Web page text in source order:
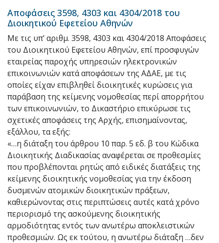
Αποφάσεις 3598, 4303 και 4304/2018 του
Διοικητικού Εφετείου Αθηνών
Με τις υπ’ αριθμ. 3598, 4303 και 4304/2018 Αποφάσεις
του Διοικητικού Εφετείου Αθηνών, επί προσφυγών
εταιρείας παροχής υπηρεσιών ηλεκτρονικών
επικοινωνιών κατά αποφάσεων της ΑΔΑΕ, με τις
οποίες είχαν επιβληθεί διοικητικές κυρώσεις για
παράβαση της κείμενης νομοθεσίας περί απορρήτου
των επικοινωνιών, το Δικαστήριο επικύρωσε τις
σχετικές αποφάσεις της Αρχής, επισημαίνοντας,
εξάλλου, τα εξής:
«…η διάταξη του άρθρου 10 παρ. 5 εδ. β του Κώδικα
Διοικητικής Διαδικασίας αναφέρεται σε προθεσμίες
που προβλέπονται ρητώς από ειδικές διατάξεις της
κείμενης διοικητικής νομοθεσίας για την έκδοση
δυσμενών ατομικών διοικητικών πράξεων,
καθιερώνοντας στις περιπτώσεις αυτές κατά χρόνο
περιορισμό της ασκούμενης διοικητικής
αρμοδιότητας εντός των ανωτέρω αποκλειστικών
προθεσμιών. Ως εκ τούτου, η ανωτέρω διάταξη …δεν